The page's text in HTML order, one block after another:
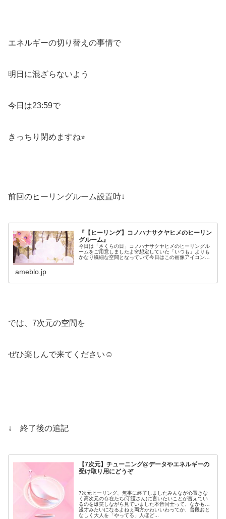
エネルギーの切り替えの事情で
明日に混ざらないよう
今日は23:59で
きっちり閉めますね⭐︎
前回のヒーリングルーム設置時↓
『【ヒーリング】コノハナサクヤヒメのヒーリン
グルーム』
今日は「さくらの日」コノハナサクヤヒメのヒーリングル
ームをご用意しましたよ🌸想定していた「いつも」よりも
かなり繊細な空間となっていて​今日はこの画像アイコン
ameblo.jp
では、7次元の空間を
ぜひ楽しんで来てください☺︎
↓ 終了後の追記
【7次元】チューニング@データやエネルギーの
受け取り用にどうぞ
7次元ヒーリング、無事に終了しましたみんなが心置きな
く高次元の存在たち(守護さん)に言いたいことが言えてい
るのを爆笑しながら見ていました本音同士って、なかもう
漫才みたいになるよねぇ両方かわいいわってか、普段おと
なしく大人を「やってる」人ほど...